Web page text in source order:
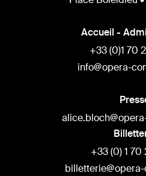
Accueil -
+33 (0)1 70
info@opera-
+33 (0) 1 70